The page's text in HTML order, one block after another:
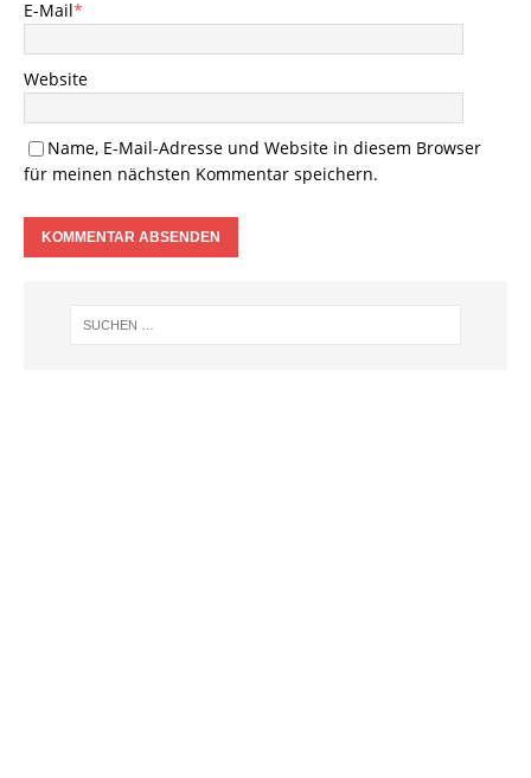
E-Mail*
Website
Name, E-Mail-Adresse und Website in diesem Browser
für meinen nächsten Kommentar speichern.